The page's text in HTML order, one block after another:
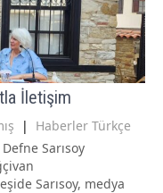
İletişim
| Haberler Türkçe
Sarısoy
Sarısoy, medya